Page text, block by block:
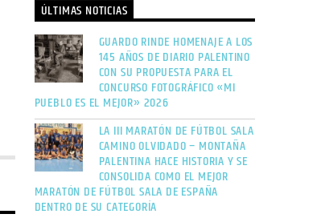
ÚLTIMAS NOTICIAS
GUARDO RINDE HOMENAJE A LOS
145 AÑOS DE DIARIO PALENTINO
CON SU PROPUESTA PARA EL
CONCURSO FOTOGRÁFICO «MI
PUEBLO ES EL MEJOR» 2026
LA III MARATÓN DE FÚTBOL SALA
CAMINO OLVIDADO – MONTAÑA
PALENTINA HACE HISTORIA Y SE
CONSOLIDA COMO EL MEJOR
MARATÓN DE FÚTBOL SALA DE ESPAÑA
DENTRO DE SU CATEGORÍA